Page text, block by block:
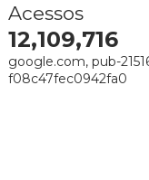
Acessos
12,109,716
google.com, pub-
f08c47fec0942fa0